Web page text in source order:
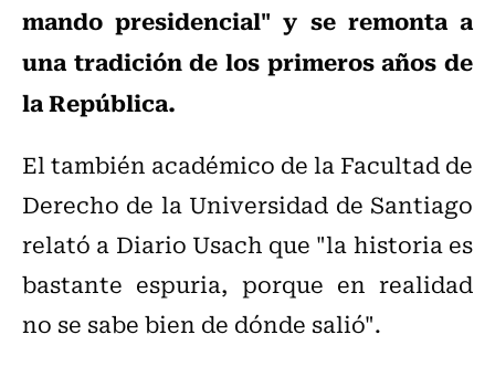
mando presidencial" y se remonta a
una tradición de los primeros años de
la República.
El también académico de la Facultad de
Derecho de la Universidad de Santiago
relató a Diario Usach que "la historia es
bastante espuria, porque en realidad
no se sabe bien de dónde salió".